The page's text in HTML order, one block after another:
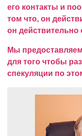
его контакты и
том что, он
он действительно
Мы
для того чтобы
спекуляции по